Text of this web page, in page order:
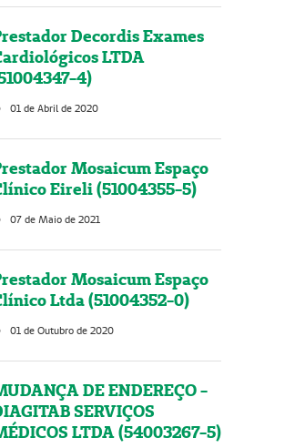
Decordis Exames
LTDA
4)
01 de Abril de 2020
Mosaicum Espaço
Eireli (51004355-5)
07 de Maio de 2021
Mosaicum Espaço
Ltda (51004352-0)
01 de Outubro de 2020
DE ENDEREÇO -
SERVIÇOS
LTDA (54003267-5)